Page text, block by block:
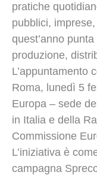
pratiche
pubblici,
quest’anno
produzione,
L’appuntamento
Roma, lunedì 5
Europa – sede
in Italia e della
Commissione
L’iniziativa è
campagna